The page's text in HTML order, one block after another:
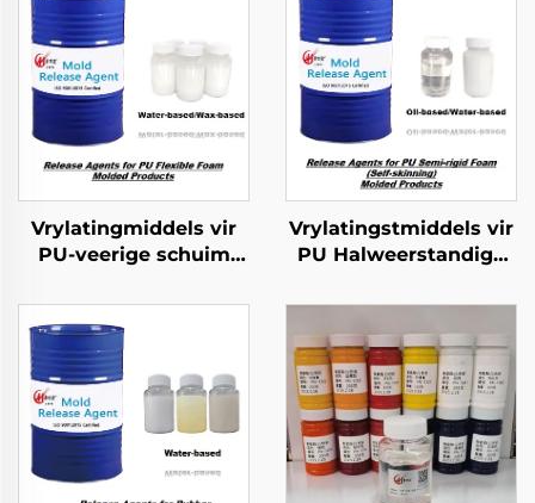
Vrylatingmiddels vir
PU-veerige schuim
Vrylatingstmiddels vir
PU Halweerstandige
Produkte